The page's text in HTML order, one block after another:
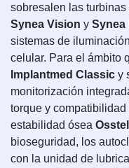
sobresalen las
Synea Vision y Synea
sistemas de
celular. Para el ámbito
Implantmed Classic y
monitorización
torque y
estabilidad ósea
bioseguridad, los
con la unidad de